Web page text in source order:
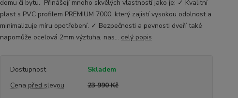
domu či bytu. Přinášejí mnoho skvělých vlastností jako je: ✓ Kvalitní
plast s PVC profilem PREMIUM 7000, který zajistí vysokou odolnost a
minimalizuje míru opotřebení. ✓ Bezpečnosti a pevnosti dveří také
napomůže ocelová 2mm výztuha, nas... celý popis
Dostupnost
Skladem
Cena před slevou
23 990 Kč